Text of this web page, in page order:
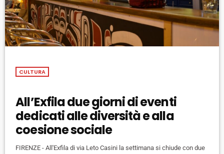
CULTURA
All’Exfila due giorni di eventi
dedicati alle diversità e alla
coesione sociale
FIRENZE - All'Exfila di via Leto Casini la settimana si chiude con due